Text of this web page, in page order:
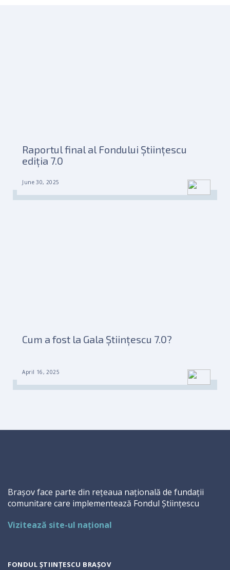
Raportul final al Fondului Științescu
ediția 7.0
June 30, 2025
Cum a fost la Gala Științescu 7.0?
April 16, 2025
Brașov face parte din rețeaua națională de fundații
comunitare care implementează Fondul Științescu
Vizitează site-ul național
FONDUL ȘTIINȚESCU BRAȘOV